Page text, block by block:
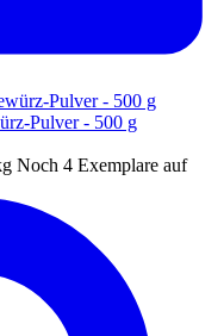
Pulver - 500 g
Noch 4 Exemplare auf